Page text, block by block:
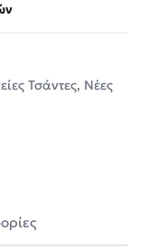
Τσάντες, Νέες